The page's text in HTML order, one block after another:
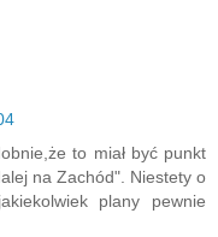
to miał być punkt
na Zachód". Niestety o
plany pewnie